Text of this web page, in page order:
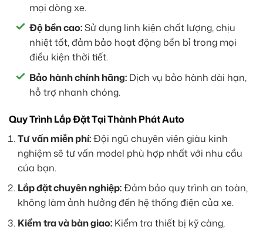
mọi dòng xe.
Độ bền cao:Sử dụng linh kiện chất lượng, chịu
nhiệt tốt, đảm bảo hoạt động bền bỉ trong mọi
điều kiện thời tiết.
Bảo hành chính hãng: Dịch vụ bảo hành dài hạn,
hỗ trợ nhanh chóng.
Quy Trình Lắp Đặt Tại Thành Phát Auto
Tư vấn miễn phí:Đội ngũ chuyên viên giàu kinh
nghiệm sẽ tư vấn model phù hợp nhất với nhu cầu
của bạn.
Lắp đặt chuyên nghiệp:Đảm bảo quy trình an toàn,
không làm ảnh hưởng đến hệ thống điện của xe.
Kiểm tra và bàn giao: Kiểm tra thiết bị kỹ càng,